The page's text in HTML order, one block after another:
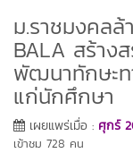
ม.ราชมงคลล้
BALA สร้าง
พัฒนาทักษะท
แก่นักศึกษา
เผยแพร่เมื่อ : ศุกร์
เข้าชม 728 คน